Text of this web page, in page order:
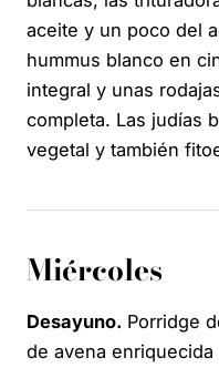
aceite y un poco del
hummus blanco en
integral y unas
completa. Las judías
vegetal y también
Miércoles
Desayuno. Porridge
de avena